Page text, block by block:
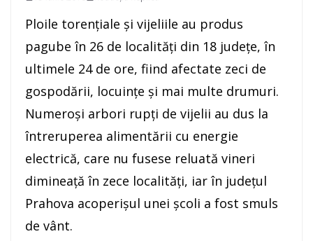
Ploile torenţiale şi vijeliile au produs
pagube în 26 de localităţi din 18 judeţe, în
ultimele 24 de ore, fiind afectate zeci de
gospodării, locuinţe şi mai multe drumuri.
Numeroşi arbori rupţi de vijelii au dus la
întreruperea alimentării cu energie
electrică, care nu fusese reluată vineri
dimineaţă în zece localităţi, iar în judeţul
Prahova acoperişul unei şcoli a fost smuls
de vânt.